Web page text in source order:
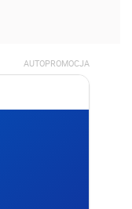
AUTOPROMOCJA